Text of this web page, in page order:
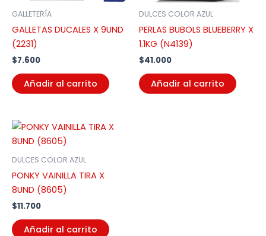
GALLETERÍA
GALLETAS DUCALES X 9UND
(2231)
$7.600
Añadir al carrito
DULCES COLOR AZUL
PERLAS BUBOLS BLUEBERRY X
1.1KG (N4139)
$41.000
Añadir al carrito
DULCES COLOR AZUL
PONKY VAINILLA TIRA X
8UND (8605)
$11.700
Añadir al carrito